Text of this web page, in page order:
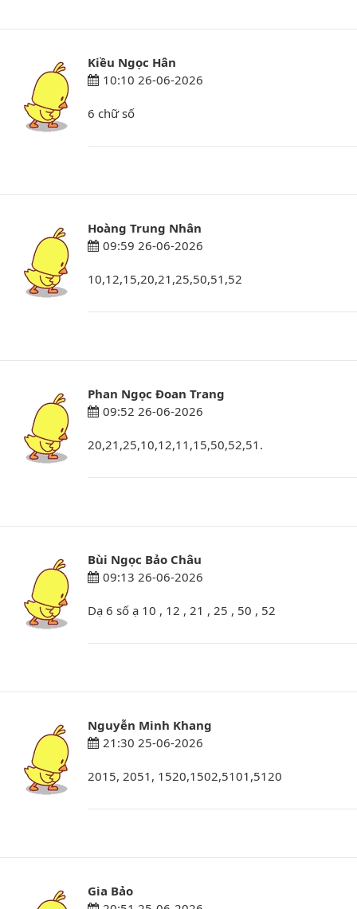
Kiều Ngọc Hân
10:10 26-06-2026
6 chữ số
Hoàng Trung Nhân
09:59 26-06-2026
10,12,15,20,21,25,50,51,52
Phan Ngọc Đoan Trang
09:52 26-06-2026
20,21,25,10,12,11,15,50,52,51.
Bùi Ngọc Bảo Châu
09:13 26-06-2026
Dạ 6 số ạ 10 , 12 , 21 , 25 , 50 , 52
Nguyễn Minh Khang
21:30 25-06-2026
2015, 2051, 1520,1502,5101,5120
Gia Bảo